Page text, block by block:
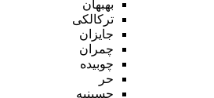
بهبهان
ترکالکی
جایزان
چمران
چوبیده
حر
حسینیه